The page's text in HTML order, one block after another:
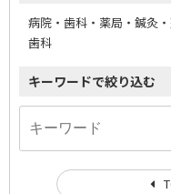
病院・歯科・薬局・鍼灸
歯科
キーワードで絞り込む